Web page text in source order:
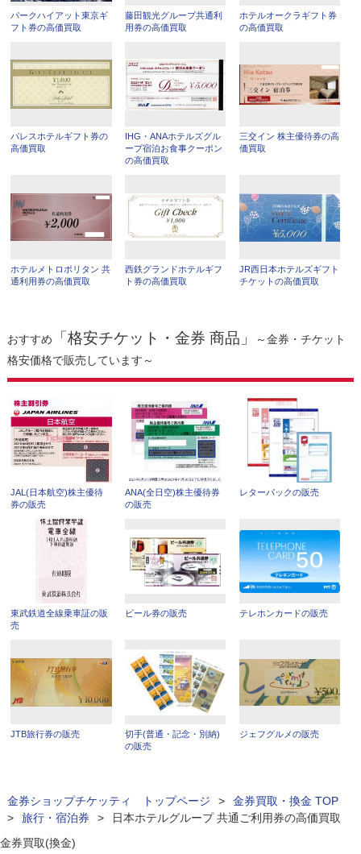
パークハイアット東京ギ
フト券の高価買取
藤田観光グループ共通利
用券の高価買取
ホテルオークラギフト券
の高価買取
パレスホテルギフト券の
高価買取
IHG・ANAホテルズグル
ープ宿泊お食事クーポン
の高価買取
三交イン 株主優待券の高
価買取
ホテルメトロポリタン 共
通利用券の高価買取
西鉄グランドホテルギフ
ト券の高価買取
JR西日本ホテルズギフト
チケットの高価買取
おすすめ 「格安チケット・金券 商品」
～金券・チケット
格安価格で販売しています～
JAL(日本航空)株主優待
券の販売
ANA(全日空)株主優待券
の販売
レターパックの販売
東武鉄道全線乗車証の販
売
ビール券の販売 テレホンカードの販売
JTB旅行券の販売
切手(普通・記念・別納)
の販売
ジェフグルメの販売
金券ショップチケッティ トップページ >
金券買取・換金 TOP
>
旅行・宿泊券 >
日本ホテルグループ 共通ご利用券の高価買取
金券買取(換金)